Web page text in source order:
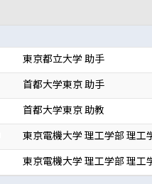
東京都立大学 助手
首都大学東京 助手
首都大学東京 助教
東京電機大学 理工学部 理
東京電機大学 理工学部 理